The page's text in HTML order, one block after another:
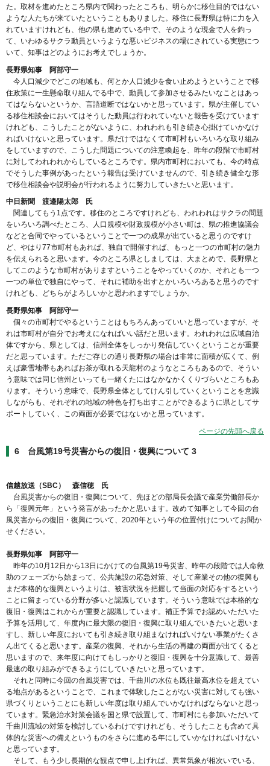
た。取材を進めたところ県内で関わったところも、明らかに移住目的ではない
ような人たちが来ていたということもありました。移住に長野県は特に力を入
れていますけれども、他の県も進めている中で、そのような現金で人を釣っ
て、いわゆるサクラ動員というような悪いビジネスの場にされている実態につ
いて、知事はどのようにお考えでしょうか。
長野県知事 阿部守一
今人口減少でどこの地域も、何とか人口減少を食い止めようということで移
住政策に一生懸命取り組んでる中で、動員して参加させるみたいなことはあっ
てはならないというか、言語道断ではないかと思っています。県が主催してい
る移住相談会においてはそうした動員は行われていないと報告を受けています
けれども、こうしたことがないように、われわれも引き続き心掛けていかなけ
ればいけないと思っています。県だけではなくて市町村もいろいろな取り組み
をしていますので、こうした問題についての注意喚起を、昨年の段階で市町村
に対してわれわれからしているところです。県内市町村においても、今の時点
でそうした事例があったという報告は受けていませんので、引き続き健全な形
で移住相談会や説明会が行われるように努力していきたいと思います。
中日新聞 渡邉陽太郎 氏
関連してもう1点です。移住のところですけれども、われわれはサクラの問題
をいろいろ調べたところ、人口規模や財政規模が小さい町は、県の推進協議会
などと合同でやっているということで一つの成果が出ていると思うのですけ
ど、やはり77市町村もあれば、独自で開催すれば、もっと一つの市町村の魅力
を伝えられると思います。今のところ県としましては、大まとめで、長野県と
してこのような市町村がありますということをやっていくのか、それとも一つ
一つの単位で独自にやって、それに補助を出すとかいろいろあると思うのです
けれども、どちらがよろしいかと思われますでしょうか。
長野県知事 阿部守一
個々の市町村でやるということはもちろんあっていいと思っていますが、そ
れは市町村が自分でお考えになればいい話だと思います。われわれは広域自治
体ですから、県としては、信州全体をしっかり発信していくということが重要
だと思っています。ただご存じの通り長野県の場合は非常に面積が広くて、例
えば豪雪地帯もあればお茶が取れる天龍村のようなところもあるので、そうい
う意味では同じ信州といっても一緒くたにはなかなかくくりづらいところもあ
ります。そういう意味で、長野県全体としてけん引していくということを意識
しながらも、それぞれの地域の特色を打ち出すことができるように県としてサ
ポートしていく、この両面が必要ではないかと思っています。
ページの先頭へ戻る
6 台風第19号災害からの復旧・復興について 3
信越放送（SBC） 森信穂 氏
台風災害からの復旧・復興について、先ほどの部局長会議で産業労働部長か
ら「復興元年」という発言があったかと思います。改めて知事として今回の台
風災害からの復旧・復興について、2020年という年の位置付けについてお聞か
せください。
長野県知事 阿部守一
昨年の10月12日から13日にかけての台風第19号災害、昨年の段階では人命救
助のフェーズから始まって、公共施設の応急対策、そして産業その他の復興も
まだ本格的な復興というよりは、被害状況を把握して当面の対応をするという
ことに留まっている分野が多いと認識しています。そういう意味では本格的な
復旧・復興はこれからが重要と認識しています。補正予算でお認めいただいた
予算を活用して、年度内に最大限の復旧・復興に取り組んでいきたいと思いま
すし、新しい年度においても引き続き取り組まなければいけない事業がたくさ
ん出てくると思います。産業の復興、それから生活の再建の両面が出てくると
思いますので、来年度に向けてもしっかりと復旧・復興を十分意識して、最善
最速の取り組みができるようにしていきたいと思っています。
それと同時に今回の台風災害では、千曲川の水位も既往最高水位を超えてい
る地点があるということで、これまで体験したことがない災害に対しても強い
県づくりということにも新しい年度は取り組んでいかなければならないと思っ
ています。緊急治水対策会議を国と県で設置して、市町村にも参加いただいて
千曲川流域の対策を検討しているわけですけれども、そうしたことも含めて具
体的な災害への備えというものをさらに進める年にしていかなければいけない
と思っています。
そして、もう少し長期的な観点で申し上げれば、異常気象が相次いでいる、